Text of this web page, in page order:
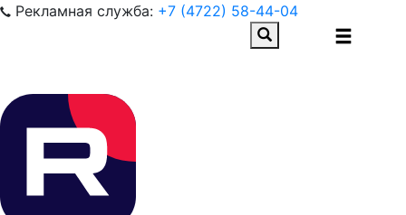
Рекламная служба: +7 (4722) 58-44-04